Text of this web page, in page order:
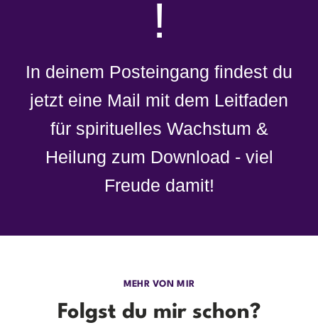
!
In deinem Posteingang findest du
jetzt eine Mail mit dem Leitfaden
für spirituelles Wachstum &
Heilung zum Download - viel
Freude damit!
MEHR VON MIR
Folgst du mir schon?